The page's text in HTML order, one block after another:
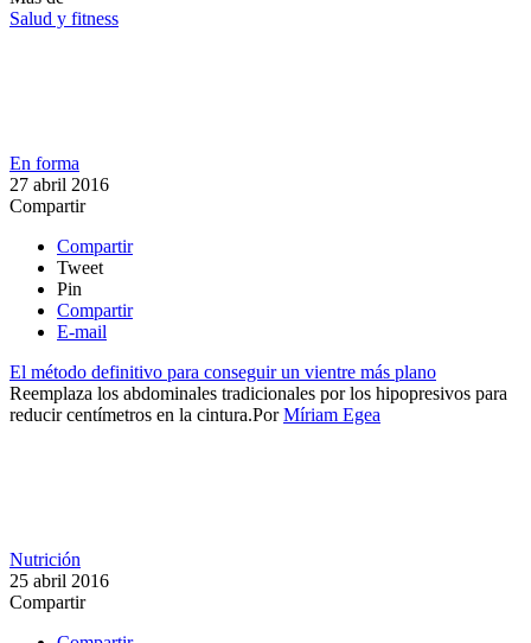
Salud y fitness
En forma
27 abril 2016
Compartir
Compartir
Tweet
Pin
Compartir
E-mail
El método definitivo para conseguir un vientre más plano
​Reemplaza los abdominales tradicionales por los hipopresivos para
reducir centímetros en la cintura.​​PorMíriam Egea
Nutrición
25 abril 2016
Compartir